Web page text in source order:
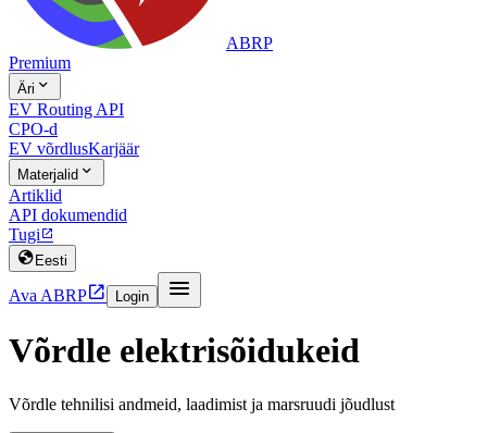
ABRP
Premium
Äri 
EV Routing API
CPO-d
EV võrdlusKarjäär
Materjalid 
Artiklid
API dokumendid
Tugi 
 Eesti
Ava ABRP Login 
Võrdle elektrisõidukeid
Võrdle tehnilisi andmeid, laadimist ja marsruudi jõudlust